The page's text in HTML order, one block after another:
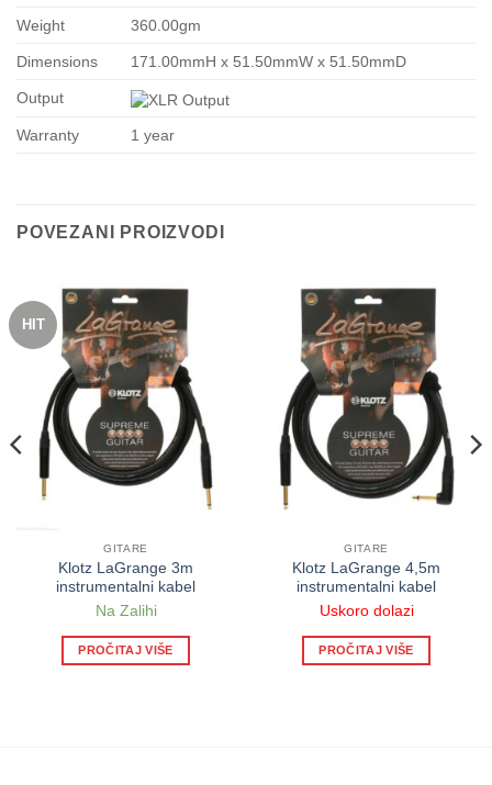
Weight 360.00gm
Dimensions 171.00mmH x 51.50mmW x 51.50mmD
Output
Warranty 1 year
POVEZANI PROIZVODI
HIT
GITARE
Klotz LaGrange 3m
instrumentalni kabel
Na Zalihi
PROČITAJ VIŠE
GITARE
Klotz LaGrange 4,5m
instrumentalni kabel
Uskoro dolazi
PROČITAJ VIŠE